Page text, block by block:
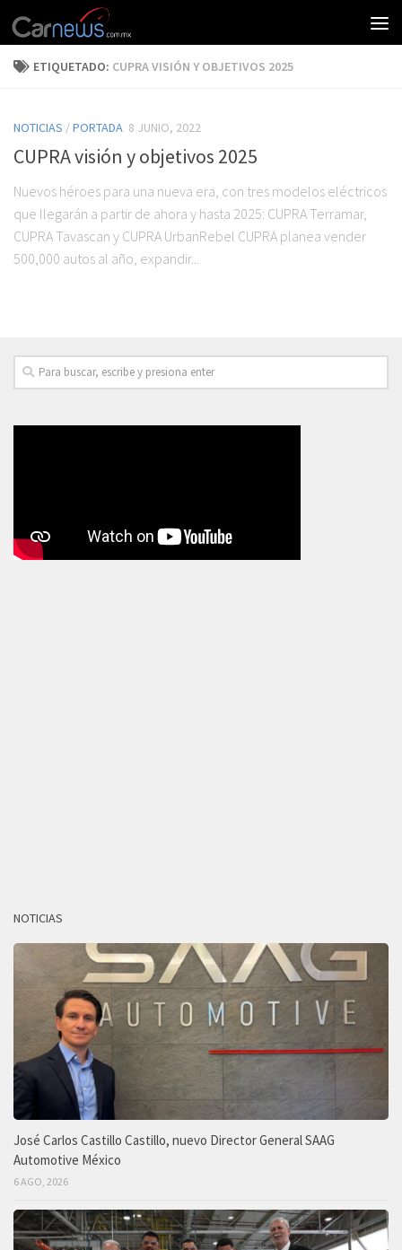
ETIQUETADO: CUPRA VISIÓN Y OBJETIVOS 2025
NOTICIAS /PORTADA 8 JUNIO, 2022
CUPRA visión y objetivos 2025
Nuevos héroes para una nueva era, con tres modelos eléctricos
que llegarán a partir de ahora y hasta 2025: CUPRA Terramar,
CUPRA Tavascan y CUPRA UrbanRebel CUPRA planea vender
500,000 autos al año, expandir...
NOTICIAS
José Carlos Castillo Castillo, nuevo Director General SAAG
Automotive México
6 AGO, 2026